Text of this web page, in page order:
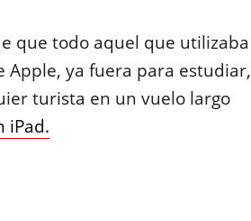
que todo aquel que utilizaba
ya fuera para estudiar,
turista en un vuelo largo
iPad.